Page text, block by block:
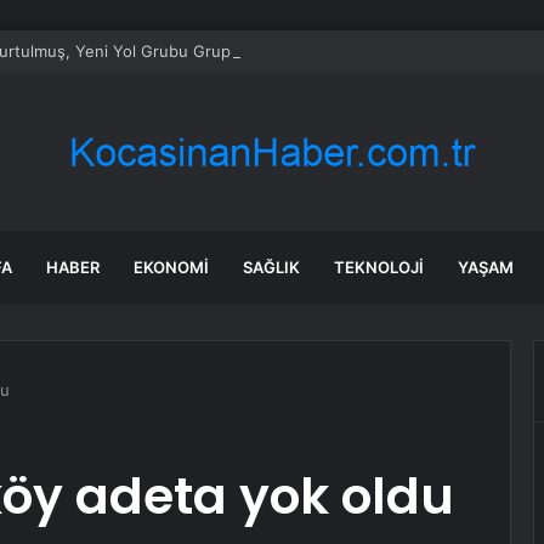
Yeni Yol Grubu Grup Başkanı ve Başkanvekilleri ile Görüştü
HABER EKONOMI SAĞLIK TEKNOLOJI YAŞAM
adeta yok oldu